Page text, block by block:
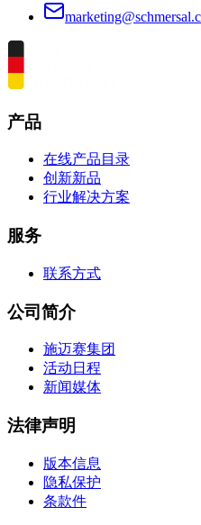
产品
在线产品目录
创新新品
行业解决方案
服务
联系方式
公司简介
施迈赛集团
活动日程
新闻媒体
法律声明
版本信息
隐私保护
条款件